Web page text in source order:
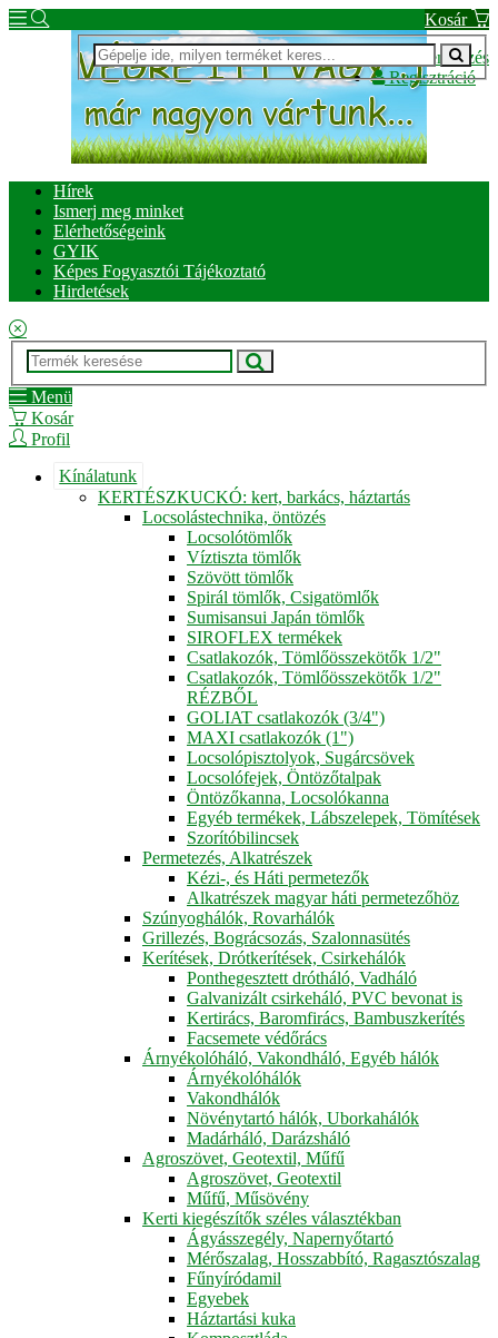
Kosár
Bejelentkezés
Regisztráció
Hírek
Ismerj meg minket
Elérhetőségeink
GYIK
Képes Fogyasztói Tájékoztató
Hirdetések
Menü
Kosár
Profil
Kínálatunk
KERTÉSZKUCKÓ: kert, barkács, háztartás
Locsolástechnika, öntözés
Locsolótömlők
Víztiszta tömlők
Szövött tömlők
Spirál tömlők, Csigatömlők
Sumisansui Japán tömlők
SIROFLEX termékek
Csatlakozók, Tömlőösszekötők 1/2"
Csatlakozók, Tömlőösszekötők 1/2"
RÉZBŐL
GOLIAT csatlakozók (3/4")
MAXI csatlakozók (1")
Locsolópisztolyok, Sugárcsövek
Locsolófejek, Öntözőtalpak
Öntözőkanna, Locsolókanna
Egyéb termékek, Lábszelepek, Tömítések
Szorítóbilincsek
Permetezés, Alkatrészek
Kézi-, és Háti permetezők
Alkatrészek magyar háti permetezőhöz
Szúnyoghálók, Rovarhálók
Grillezés, Bográcsozás, Szalonnasütés
Kerítések, Drótkerítések, Csirkehálók
Ponthegesztett drótháló, Vadháló
Galvanizált csirkeháló, PVC bevonat is
Kertirács, Baromfirács, Bambuszkerítés
Facsemete védőrács
Árnyékolóháló, Vakondháló, Egyéb hálók
Árnyékolóhálók
Vakondhálók
Növénytartó hálók, Uborkahálók
Madárháló, Darázsháló
Agroszövet, Geotextil, Műfű
Agroszövet, Geotextil
Műfű, Műsövény
Kerti kiegészítők széles választékban
Ágyásszegély, Napernyőtartó
Mérőszalag, Hosszabbító, Ragasztószalag
Fűnyíródamil
Egyebek
Háztartási kuka